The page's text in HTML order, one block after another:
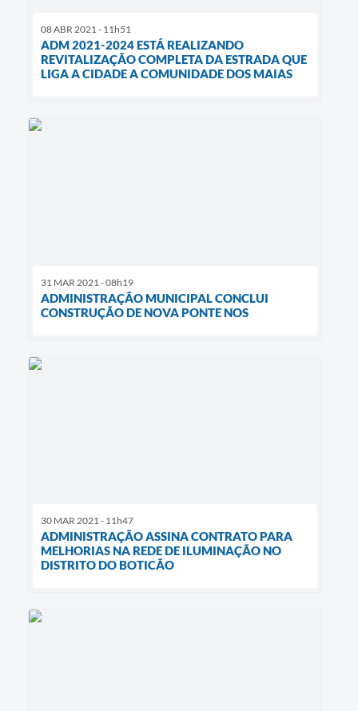
08 ABR 2021 - 11h51
ADM 2021-2024 ESTÁ REALIZANDO
REVITALIZAÇÃO COMPLETA DA ESTRADA QUE
LIGA A CIDADE A COMUNIDADE DOS MAIAS
31 MAR 2021 - 08h19
ADMINISTRAÇÃO MUNICIPAL CONCLUI
CONSTRUÇÃO DE NOVA PONTE NOS
30 MAR 2021 - 11h47
ADMINISTRAÇÃO ASSINA CONTRATO PARA
MELHORIAS NA REDE DE ILUMINAÇÃO NO
DISTRITO DO BOTICÃO